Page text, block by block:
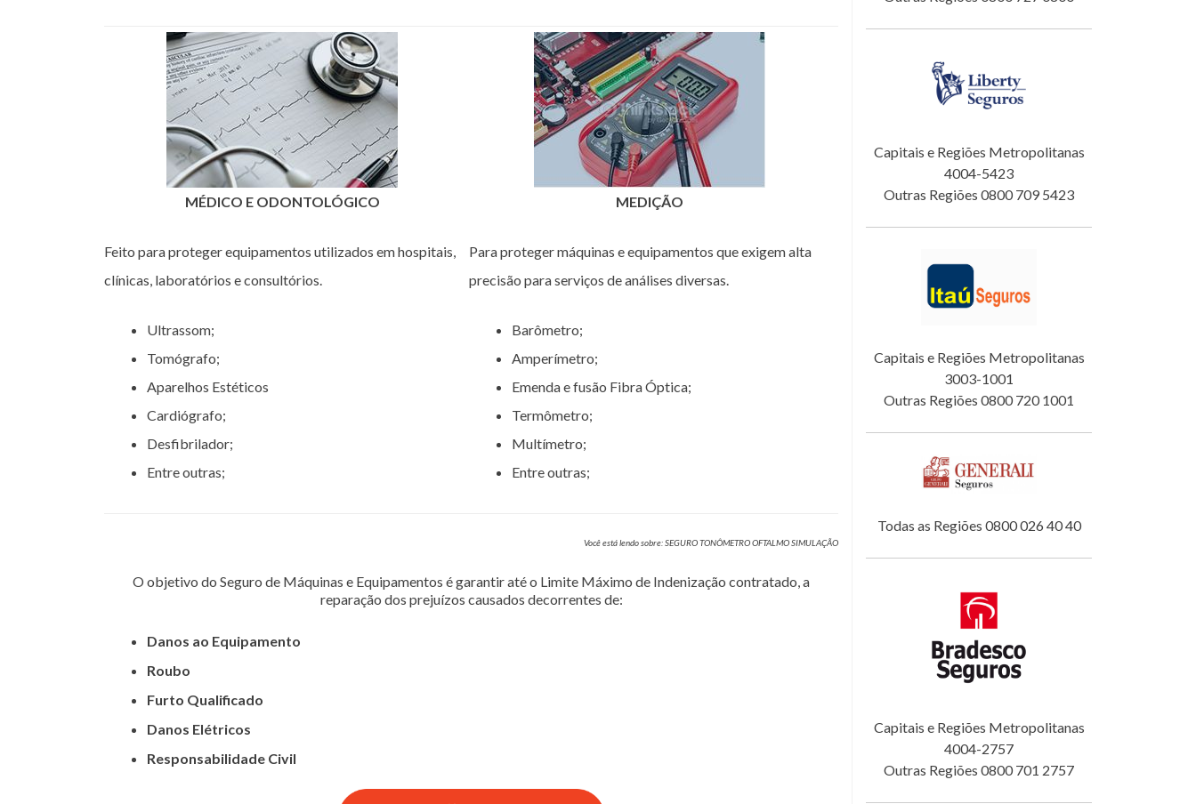
MÉDICO E ODONTOLÓGICO
Feito para proteger equipamentos utilizados em hospitais,
clínicas, laboratórios e consultórios.
Ultrassom;
Tomógrafo;
Aparelhos Estéticos
Cardiógrafo;
Desfibrilador;
Entre outras;
MEDIÇÃO
Para proteger máquinas e equipamentos que exigem alta
precisão para serviços de análises diversas.
Barômetro;
Amperímetro;
Emenda e fusão Fibra Óptica;
Termômetro;
Multímetro;
Entre outras;
Você está lendo sobre: SEGURO TONÔMETRO OFTALMO SIMULAÇÃO
O objetivo do Seguro de Máquinas e Equipamentos é garantir até o Limite Máximo de Indenização contratado, a
reparação dos prejuízos causados decorrentes de:
Danos ao Equipamento
Roubo
Furto Qualificado
Danos Elétricos
Responsabilidade Civil
Capitais e Regiões Metropolitanas
4004-5423
Outras Regiões 0800 709 5423
Capitais e Regiões Metropolitanas
3003-1001
Outras Regiões 0800 720 1001
Todas as Regiões 0800 026 40 40
Capitais e Regiões Metropolitanas
4004-2757
Outras Regiões 0800 701 2757